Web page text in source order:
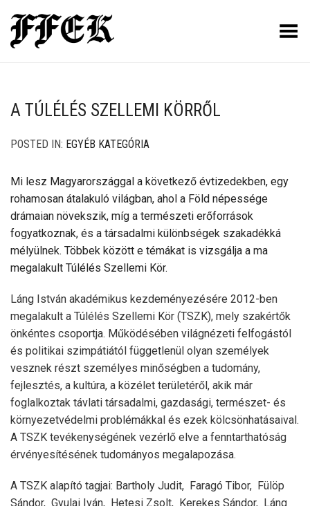
Toggle Menu
A TÚLÉLÉS SZELLEMI KÖRRŐL
POSTED IN: EGYÉB KATEGÓRIA
Mi lesz Magyarországgal a következő évtizedekben, egy
rohamosan átalakuló világban, ahol a Föld népessége
drámaian növekszik, míg a természeti erőforrások
fogyatkoznak, és a társadalmi különbségek szakadékká
mélyülnek. Többek között e témákat is vizsgálja a ma
megalakult Túlélés Szellemi Kör.
Láng István akadémikus kezdeményezésére 2012-ben
megalakult a Túlélés Szellemi Kör (TSZK), mely szakértők
önkéntes csoportja. Működésében világnézeti felfogástól
és politikai szimpátiától függetlenül olyan személyek
vesznek részt személyes minőségben a tudomány,
fejlesztés, a kultúra, a közélet területéről, akik már
foglalkoztak távlati társadalmi, gazdasági, természet- és
környezetvédelmi problémákkal és ezek kölcsönhatásaival.
A TSZK tevékenységének vezérlő elve a fenntarthatóság
érvényesítésének tudományos megalapozása.
A TSZK alapító tagjai: Bartholy Judit, Faragó Tibor, Fülöp
Sándor, Gyulai Iván, Hetesi Zsolt, Kerekes Sándor, Láng